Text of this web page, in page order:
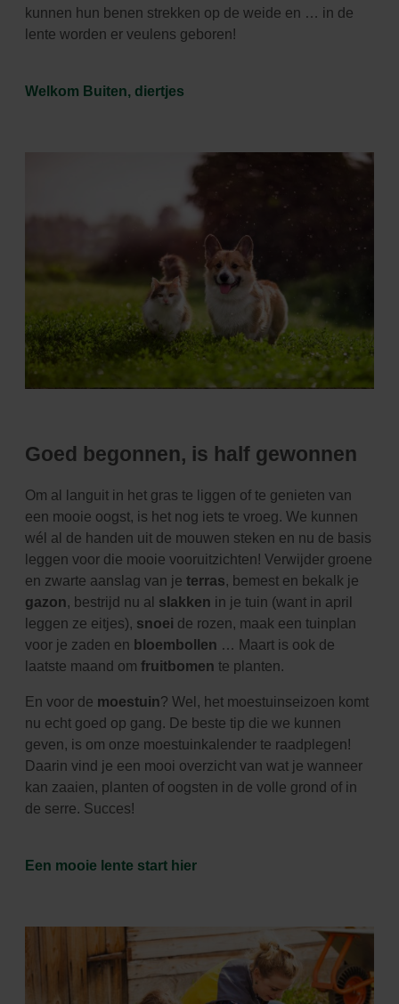
kunnen hun benen strekken op de weide en … in de
lente worden er veulens geboren!
Welkom Buiten, diertjes
Goed begonnen, is half gewonnen
Om al languit in het gras te liggen of te genieten van
een mooie oogst, is het nog iets te vroeg. We kunnen
wél al de handen uit de mouwen steken en nu de basis
leggen voor die mooie vooruitzichten! Verwijder groene
en zwarte aanslag van je terras, bemest en bekalk je
gazon, bestrijd nu al slakken in je tuin (want in april
leggen ze eitjes), snoei de rozen, maak een tuinplan
voor je zaden en bloembollen … Maart is ook de
laatste maand om fruitbomen te planten.
En voor de moestuin? Wel, het moestuinseizoen komt
nu echt goed op gang. De beste tip die we kunnen
geven, is om onze moestuinkalender te raadplegen!
Daarin vind je een mooi overzicht van wat je wanneer
kan zaaien, planten of oogsten in de volle grond of in
de serre. Succes!
Een mooie lente start hier